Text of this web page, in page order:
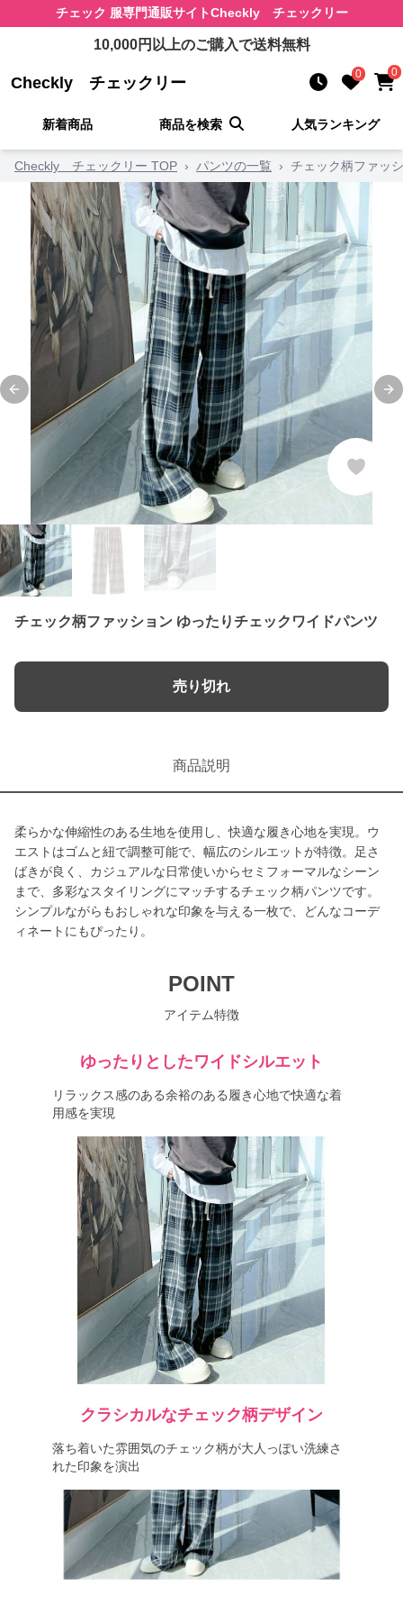
チェック 服専門通販サイトCheckly チェックリー
10,000円以上のご購入で送料無料
Checkly チェックリー 0 0
新着商品 商品を検索 人気ランキング
Checkly チェックリー TOP › パンツの一覧 › チェック柄ファッ
Previous slide
チェック柄ファッション ゆったりチェックワイドパンツ
売り切れ
商品説明
柔らかな伸縮性のある生地を使用し、快適な履き心地を実現。ウ
エストはゴムと紐で調整可能で、幅広のシルエットが特徴。足さ
ばきが良く、カジュアルな日常使いからセミフォーマルなシーン
まで、多彩なスタイリングにマッチするチェック柄パンツです。
シンプルながらもおしゃれな印象を与える一枚で、どんなコーデ
ィネートにもぴったり。
POINT
アイテム特徴
ゆったりとしたワイドシルエット
リラックス感のある余裕のある履き心地で快適な着
用感を実現
クラシカルなチェック柄デザイン
落ち着いた雰囲気のチェック柄が大人っぽい洗練さ
れた印象を演出